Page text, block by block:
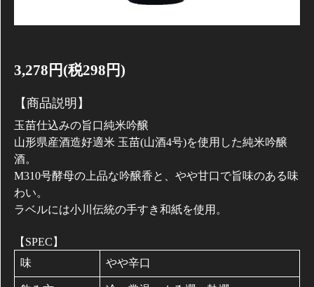
3,278円(税298円)
【商品説明】
玉苗仕込みの旨口純米吟醸
山形県産酒造好適米 玉苗(山酒4号)を使用した純米吟醸
酒。
M310号酵母の上品な吟醸香と、やや甘口で旨味のある味
わい。
ラベルには小川伝統の手すき和紙を使用。
【SPEC】
味
やや辛口